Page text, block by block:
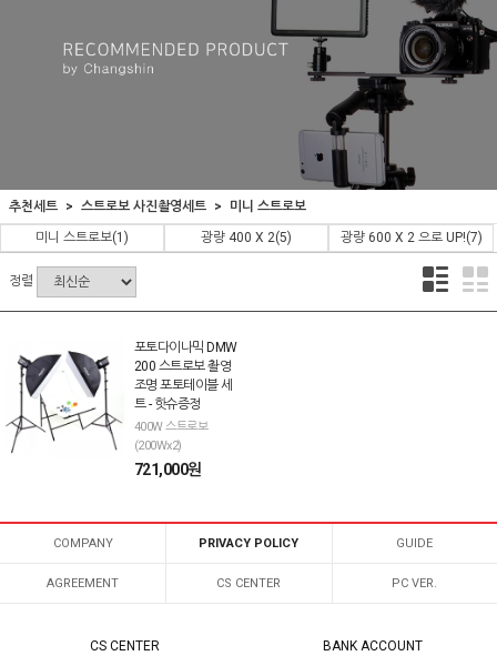
추천세트 스트로보 사진촬영세트
미니 스트로보
미니 스트로보(1) 광량 400 X 2(5) 광량 600 X 2 으로 UP!(7)
정렬
포토다이나믹 DMW
200 스트로보 촬영
조명 포토테이블 세
트 - 핫슈증정
400W 스트로보
(200Wx2)
721,000원
COMPANY PRIVACY POLICY GUIDE
AGREEMENT CS CENTER PC VER.
CS CENTER BANK ACCOUNT